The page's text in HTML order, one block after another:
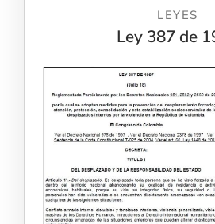
LEYES
Ley 387 de